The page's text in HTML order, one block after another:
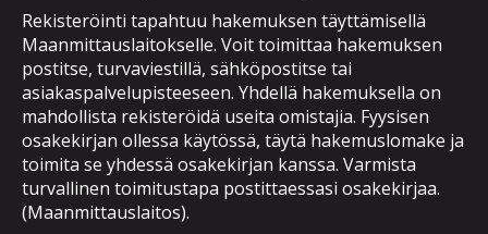
Rekisteröinti tapahtuu hakemuksen täyttämisellä
Maanmittauslaitokselle. Voit toimittaa hakemuksen
postitse, turvaviestillä, sähköpostitse tai
asiakaspalvelupisteeseen. Yhdellä hakemuksella on
mahdollista rekisteröidä useita omistajia. Fyysisen
osakekirjan ollessa käytössä, täytä hakemuslomake ja
toimita se yhdessä osakekirjan kanssa. Varmista
turvallinen toimitustapa postittaessasi osakekirjaa.
(Maanmittauslaitos).